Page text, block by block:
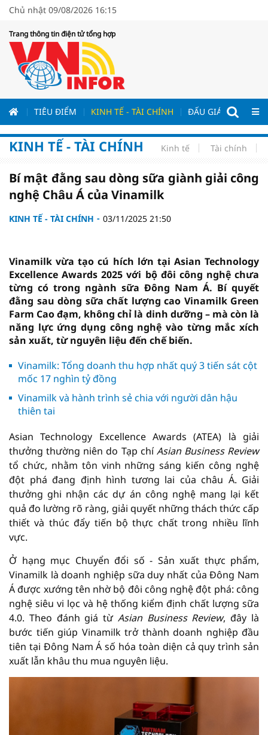
Chủ nhật 09/08/2026 16:15
Trang thông tin điện tử tổng hợp
TIÊU ĐIỂM KINH TẾ - TÀI CHÍNH ĐẤU GIÁ - ĐẤU
KINH TẾ - TÀI CHÍNH Kinh tế Tài chính
Bí mật đằng sau dòng sữa giành giải công
nghệ Châu Á của Vinamilk
KINH TẾ - TÀI CHÍNH 03/11/2025 21:50
Vinamilk vừa tạo cú hích lớn tại Asian Technology
Excellence Awards 2025 với bộ đôi công nghệ chưa
từng có trong ngành sữa Đông Nam Á. Bí quyết
đằng sau dòng sữa chất lượng cao Vinamilk Green
Farm Cao đạm, không chỉ là dinh dưỡng – mà còn là
năng lực ứng dụng công nghệ vào từng mắc xích
sản xuất, từ nguyên liệu đến chế biến.
Vinamilk: Tổng doanh thu hợp nhất quý 3 tiến sát cột
mốc 17 nghìn tỷ đồng
Vinamilk và hành trình sẻ chia với người dân hậu
thiên tai
Asian Technology Excellence Awards (ATEA) là giải
thưởng thường niên do Tạp chíAsian Business Review
tổ chức, nhằm tôn vinh những sáng kiến công nghệ
đột phá đang định hình tương lai của châu Á. Giải
thưởng ghi nhận các dự án công nghệ mang lại kết
quả đo lường rõ ràng, giải quyết những thách thức cấp
thiết và thúc đẩy tiến bộ thực chất trong nhiều lĩnh
vực.
Ở hạng mục Chuyển đổi số - Sản xuất thực phẩm,
Vinamilk là doanh nghiệp sữa duy nhất của Đông Nam
Á được xướng tên nhờ bộ đôi công nghệ đột phá: công
nghệ siêu vi lọc và hệ thống kiểm định chất lượng sữa
4.0. Theo đánh giá từ Asian Business Review, đây là
bước tiến giúp Vinamilk trở thành doanh nghiệp đầu
tiên tại Đông Nam Á số hóa toàn diện cả quy trình sản
xuất lẫn khâu thu mua nguyên liệu.